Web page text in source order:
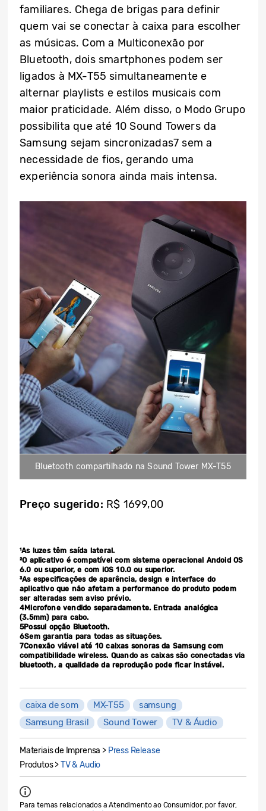
familiares. Chega de brigas para definir
quem vai se conectar à caixa para escolher
as músicas. Com a Multiconexão por
Bluetooth, dois smartphones podem ser
ligados à MX-T55 simultaneamente e
alternar playlists e estilos musicais com
maior praticidade. Além disso, o Modo Grupo
possibilita que até 10 Sound Towers da
Samsung sejam sincronizadas7 sem a
necessidade de fios, gerando uma
experiência sonora ainda mais intensa.
Bluetooth compartilhado na Sound Tower MX-T55
Preço sugerido: R$ 1699,00
¹As luzes têm saída lateral.
²O aplicativo é compatível com sistema operacional Andoid OS
6.0 ou superior, e com iOS 10.0 ou superior.
³As especificações de aparência, design e interface do
aplicativo que não afetam a performance do produto podem
ser alteradas sem aviso prévio.
4Microfone vendido separadamente. Entrada analógica
(3.5mm) para cabo.
5Possui opção Bluetooth.
6Sem garantia para todas as situações.
7Conexão viável até 10 caixas sonoras da Samsung com
compatibilidade wireless. Quando as caixas são conectadas via
bluetooth, a qualidade da reprodução pode ficar instável.
caixa de som MX-T55
samsung
Samsung Brasil
Sound Tower TV & Áudio
Materiais de Imprensa > Press Release
Produtos >TV & Audio
Para temas relacionados a Atendimento ao Consumidor, por favor,